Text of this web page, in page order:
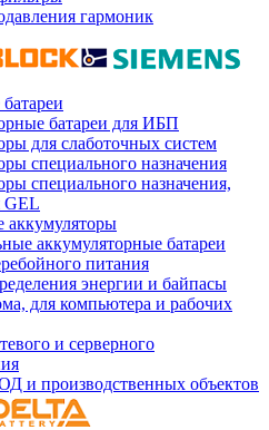
гармоник
батареи для ИБП
для слаботочных систем
специального назначения
специального назначения,
GEL
аккумуляторы
аккумуляторные батареи
питания
энергии и байпасы
для компьютера и рабочих
и серверного
и производственных объектов